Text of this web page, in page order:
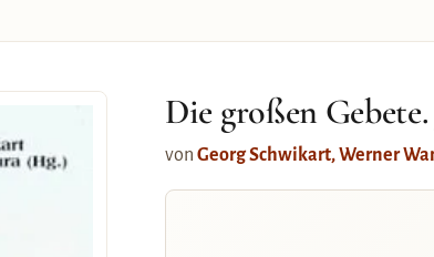
Die großen
von Georg Schwikart, Werner